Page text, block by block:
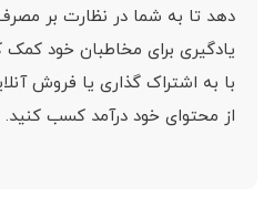
دهد تا به شما در نظارت بر
یادگیری برای مخاطبان خود کمک
با به اشتراک گذاری یا فروش
از محتوای خود درآمد کسب کنید.